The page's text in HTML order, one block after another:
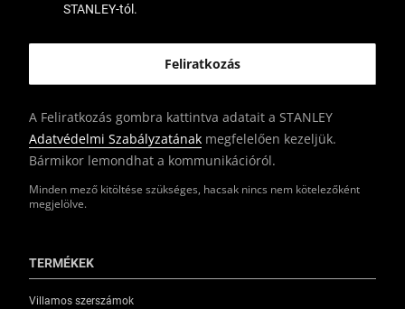
Minden mező kitöltése szükséges, hacsak nincs nem kötelezőként
megjelölve.
STANLEY-tól.
A Feliratkozás gombra kattintva adatait a STANLEY
Adatvédelmi Szabályzatának megfelelően kezeljük.
Bármikor lemondhat a kommunikációról.
TERMÉKEK
Villamos szerszámok